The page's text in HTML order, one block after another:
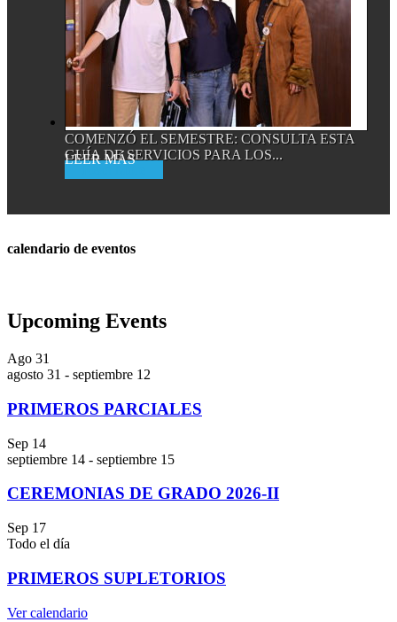
COMENZÓ EL SEMESTRE: CONSULTA ESTA
GUÍA DE SERVICIOS PARA LOS...
calendario de eventos
Upcoming Events
Ago 31
agosto 31 - septiembre 12
PRIMEROS PARCIALES
Sep 14
septiembre 14 - septiembre 15
CEREMONIAS DE GRADO 2026-II
Sep 17
Todo el día
PRIMEROS SUPLETORIOS
Ver calendario